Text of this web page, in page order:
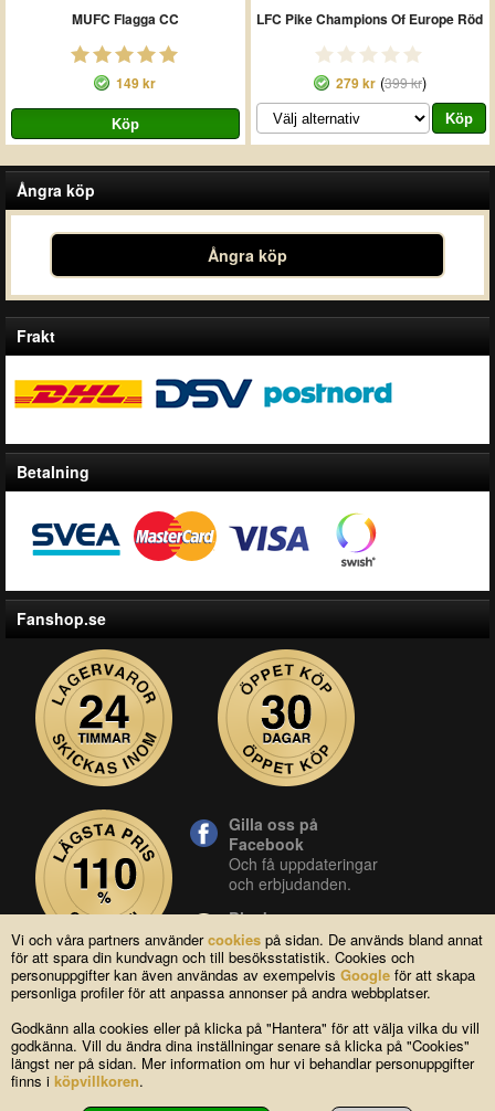
Vi och våra partners användercookies på sidan. De används bland annat
för att spara din kundvagn och till besöksstatistik. Cookies och
personuppgifter kan även användas av exempelvis Google för att skapa
personliga profiler för att anpassa annonser på andra webbplatser.
Godkänn alla cookies eller på klicka på "Hantera" för att välja vilka du vill
godkänna. Vill du ändra dina inställningar senare så klicka på "Cookies"
längst ner på sidan. Mer information om hur vi behandlar personuppgifter
finns i köpvillkoren.
MUFC Flagga CC
149 kr
LFC Pike Champions Of Europe Röd
279 kr(399 kr)
Ångra köp
Ångra köp
Frakt
Betalning
Fanshop.se
Gilla oss på
Facebook
Och få uppdateringar
och erbjudanden.
Blocket
Vår butik på blocket.
YouTube
Se våra produkter live
Copyright © 2004-2026 Lagsidan AB
FAQ|Om oss|Köpvillkor|Cookies |Kontakta oss